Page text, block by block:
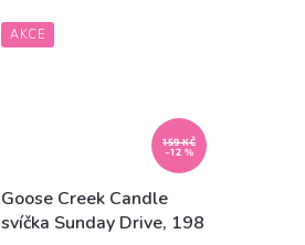
AKCE
159 KČ
–12 %
Goose Creek Candle
svíčka Sunday Drive, 198